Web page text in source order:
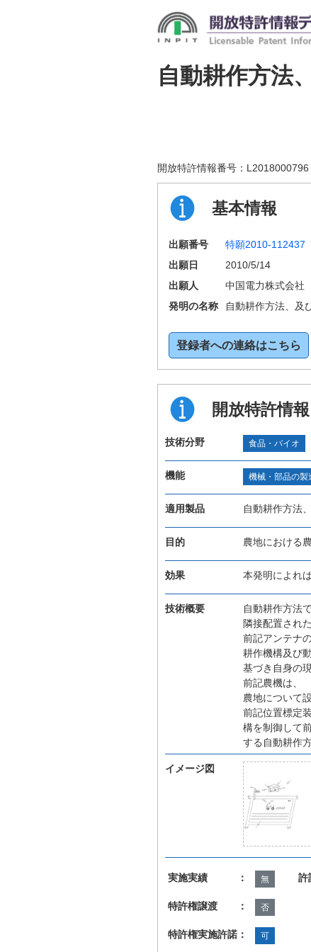
自動耕作方法
開放特許情報番号： L2018000796
基本情報
出願番号 特願2010-112437
出願日
2010/5/14
出願人
中国電力株式会社
発明の名称
自動耕作方法、及
登録者への連絡はこちら
開放特許情報
技術分野 食品・バイオ
機能 機械・部品の製
適用製品 自動耕作方法
目的 農地における
効果 本発明によれ
技術概要
自動耕作方法
隣接配置され
前記アンテナ
耕作機構及び
基づき自身の
前記農機は、
農地について
前記位置標定
構を制御して
する自動耕作方
イメージ図
実施実績 ： 無 許
特許権譲渡 ： 否
特許権実施許諾： 可